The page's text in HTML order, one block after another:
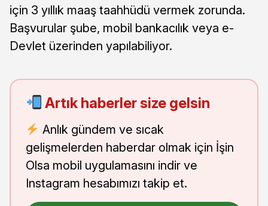
için 3 yıllık maaş taahhüdü vermek zorunda.
Başvurular şube, mobil bankacılık veya e-
Devlet üzerinden yapılabiliyor.
Artık haberler size gelsin
Anlık gündem ve sıcak
gelişmelerden haberdar olmak için İşin
Olsa mobil uygulamasını indir ve
Instagram hesabımızı takip et.